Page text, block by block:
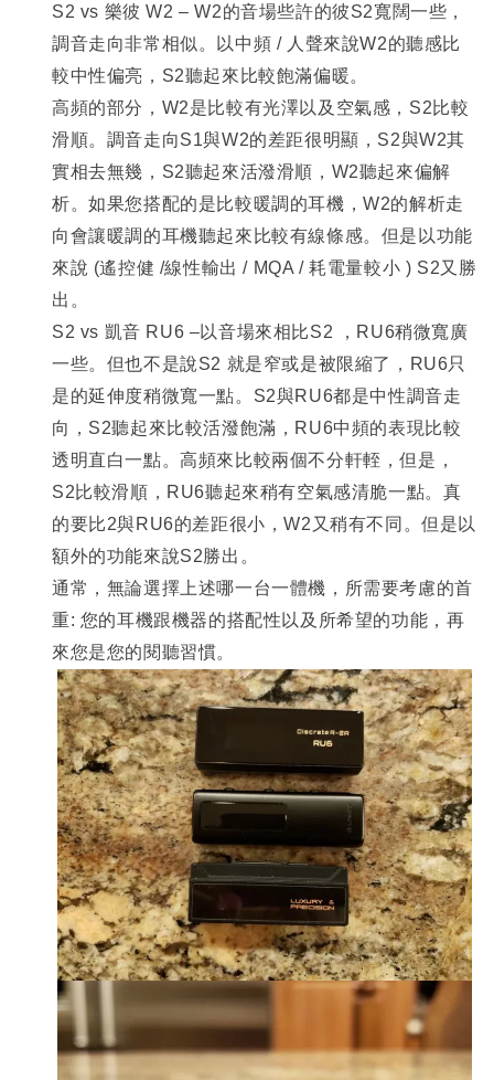
S2 vs 樂彼 W2 – W2的音場些許的彼S2寬闊一些，
調音走向非常相似。以中頻 / 人聲來說W2的聽感比
較中性偏亮，S2聽起來比較飽滿偏暖。
高頻的部分，W2是比較有光澤以及空氣感，S2比較
滑順。調音走向S1與W2的差距很明顯，S2與W2其
實相去無幾，S2聽起來活潑滑順，W2聽起來偏解
析。如果您搭配的是比較暖調的耳機，W2的解析走
向會讓暖調的耳機聽起來比較有線條感。但是以功能
來說 (遙控健 /線性輸出 / MQA / 耗電量較小 ) S2又勝
出。
S2 vs 凱音 RU6 –以音場來相比S2 ，RU6稍微寬廣
一些。但也不是說S2 就是窄或是被限縮了，RU6只
是的延伸度稍微寬一點。S2與RU6都是中性調音走
向，S2聽起來比較活潑飽滿，RU6中頻的表現比較
透明直白一點。高頻來比較兩個不分軒輊，但是，
S2比較滑順，RU6聽起來稍有空氣感清脆一點。真
的要比2與RU6的差距很小，W2又稍有不同。但是以
額外的功能來說S2勝出。
通常，無論選擇上述哪一台一體機，所需要考慮的首
重: 您的耳機跟機器的搭配性以及所希望的功能，再
來您是您的閱聽習慣。